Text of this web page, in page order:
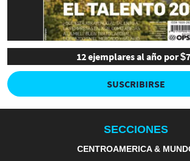
12 ejemplares al año por
SUSCRIBIRSE
SECCIONES
CENTROAMERICA &